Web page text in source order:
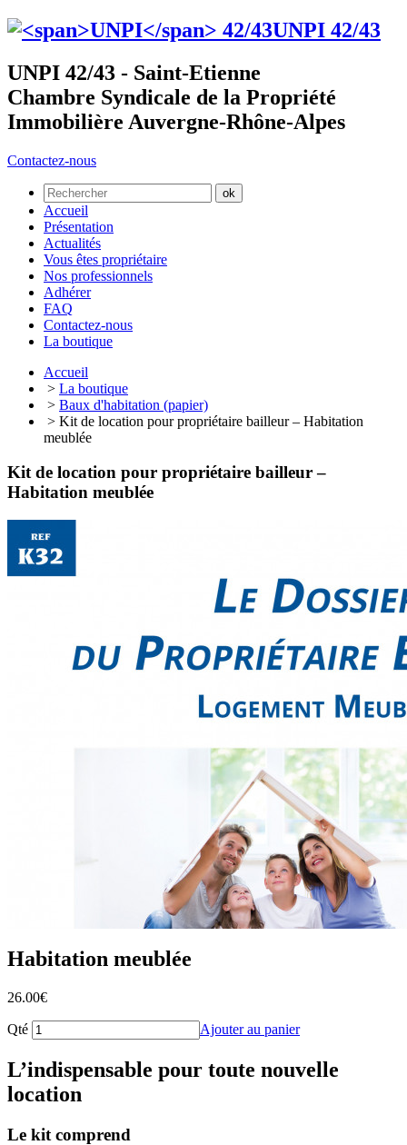
UNPI 42/43
UNPI 42/43 - Saint-Etienne
Chambre Syndicale de la Propriété
Immobilière Auvergne-Rhône-Alpes
Contactez-nous
Accueil
Présentation
Actualités
Vous êtes propriétaire
Nos professionnels
Adhérer
FAQ
Contactez-nous
La boutique
Accueil
> La boutique
> Baux d'habitation (papier)
> Kit de location pour propriétaire bailleur – Habitation
meublée
Kit de location pour propriétaire bailleur –
Habitation meublée
Habitation meublée
26.00€
Qté Ajouter au panier
L’indispensable pour toute nouvelle
location
Le kit comprend